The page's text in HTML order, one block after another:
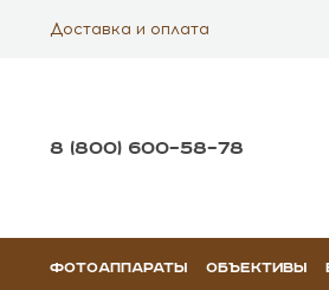
Доставка и оплата
8 (800) 600–58–78
ФОТОАППАРАТЫ ОБЪЕКТИВЫ